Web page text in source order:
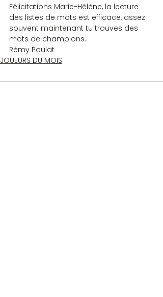
Félicitations Marie-Hélène, la lecture
des listes de mots est efficace, assez
souvent maintenant tu trouves des
mots de champions.
Rémy Poulat
JOUEURS DU MOIS